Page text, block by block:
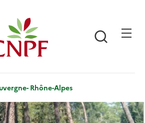
Rhône-Alpes